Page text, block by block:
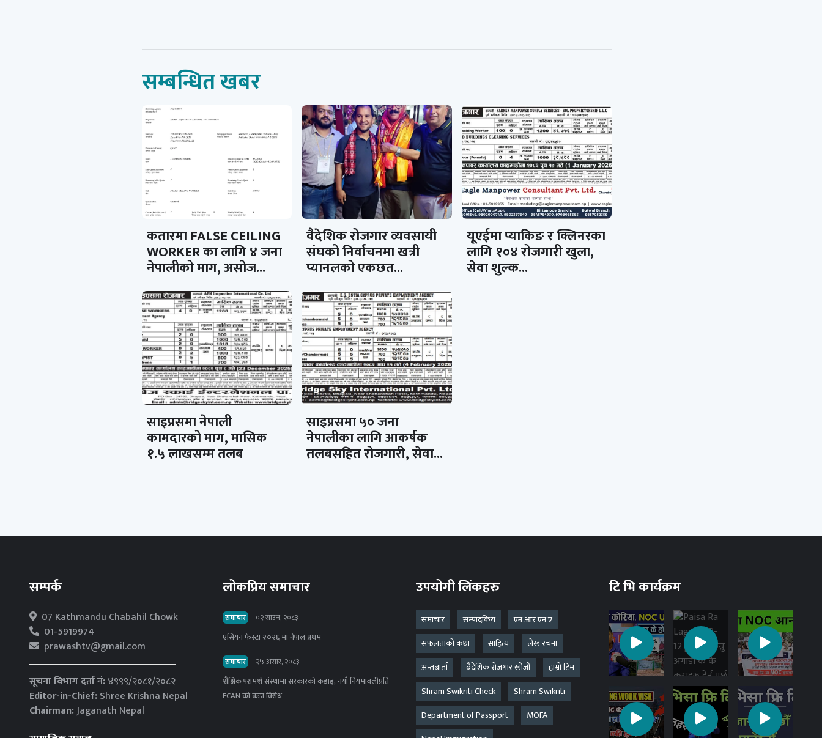
सम्बन्धित खबर
कतारमा FALSE CEILING
WORKER का लागि ४ जना
नेपालीको माग, असोज...
वैदेशिक रोजगार व्यवसायी
संघको निर्वाचनमा खत्री
प्यानलको एकछत...
यूएईमा प्याकिङ र क्लिनरका
लागि १०४ रोजगारी खुला,
सेवा शुल्क...
साइप्रसमा नेपाली
कामदारको माग, मासिक
१.५ लाखसम्म तलब
साइप्रसमा ५० जना
नेपालीका लागि आकर्षक
तलबसहित रोजगारी, सेवा...
सम्पर्क
07 Kathmandu Chabahil Chowk
01-5919974
prawashtv@gmail.com
सूचना विभाग दर्ता नं: ४९९९/२०८१/२०८२
Editor-in-Chief: Shree Krishna Nepal
Chairman:Jaganath Nepal
लोकप्रिय समाचार
समाचार
०२ साउन, २०८३
एसियन फेस्टा २०२६ मा नेपाल प्रथम
समाचार
२५ असार, २०८३
शैक्षिक परामर्श संस्थामा सरकारको कडाइ, नयाँ नियमावलीप्रति
ECAN को कडा विरोध
उपयोगी लिंकहरु
समाचार सम्पादकिय
एन आर एन ए
सफलताको कथा
साहित्य
लेख रचना
अन्तबार्ता
बैदेशिक रोजगार खोजी
हाम्रो टिम
Shram Swikriti Check
Shram Swikriti
Department of Passport
MOFA
टि भि कार्यक्रम